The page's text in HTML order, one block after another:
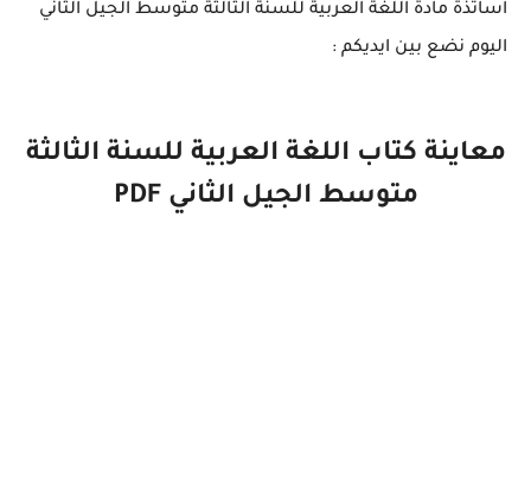
اساتذة مادة اللغة العربية للسنة الثالثة متوسط الجيل الثاني
اليوم نضع بين ايديكم :
معاينة كتاب اللغة العربية للسنة الثالثة
متوسط الجيل الثاني PDF